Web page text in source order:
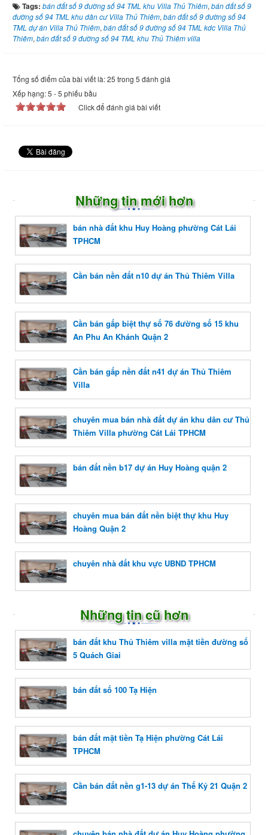
Tags: bán đất số 9 đường số 94 TML khu Villa Thủ Thiêm,bán đất số 9
đường số 94 TML khu dân cư Villa Thủ Thiêm,bán đất số 9 đường số 94
TML dự án Villa Thủ Thiêm,bán đất số 9 đường số 94 TML kdc Villa Thủ
Thiêm,bán đất số 9 đường số 94 TML khu Thủ Thiêm villa
Tổng số điểm của bài viết là: 25 trong 5 đánh giá
Xếp hạng:5 -5 phiếu bầu
Click để đánh giá bài viết
Những tin mới hơn
bán nhà đất khu Huy Hoàng phường Cát Lái
TPHCM
Cần bán nền đất n10 dự án Thủ Thiêm Villa
Cần bán gấp biệt thự số 76 đường số 15 khu
An Phu An Khánh Quận 2
Cần bán gấp nền đất n41 dự án Thủ Thiêm
Villa
chuyên mua bán nhà đất dự án khu dân cư Thủ
Thiêm Villa phường Cát Lái TPHCM
bán đất nền b17 dự án Huy Hoàng quận 2
chuyên mua bán đất nền biệt thự khu Huy
Hoàng Quận 2
chuyên nhà đất khu vực UBND TPHCM
Những tin cũ hơn
bán đất khu Thủ Thiêm villa mặt tiền đường số
5 Quách Giai
bán đất số 100 Tạ Hiện
bán đất mặt tiền Tạ Hiện phường Cát Lái
TPHCM
Cần bán đất nền g1-13 dự án Thế Kỷ 21 Quận 2